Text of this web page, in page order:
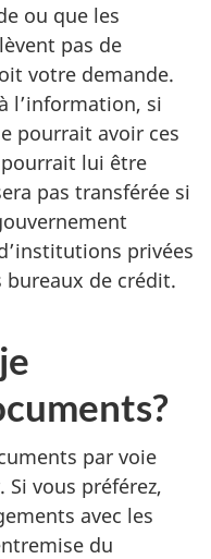
ou que les
pas de
votre demande.
l’information, si
pourrait avoir ces
lui être
pas transférée si
privées
bureaux de crédit.
par voie
vous préférez,
avec les
du